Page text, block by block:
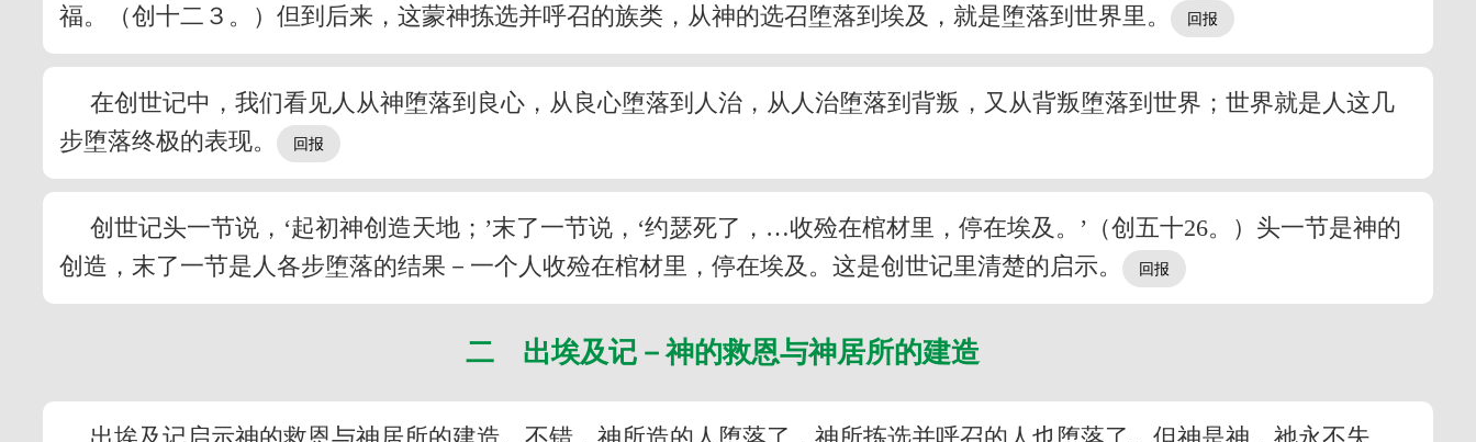
福。（创十二３。）但到后来，这蒙神拣选并呼召的族类，从神的选召堕落到埃及，就是堕落到世界里。
在创世记中，我们看见人从神堕落到良心，从良心堕落到人治，从人治堕落到背叛，又从背叛堕落到世界；世界就是人这几
步堕落终极的表现。
创世记头一节说，‘起初神创造天地；’末了一节说，‘约瑟死了，…收殓在棺材里，停在埃及。’（创五十26。）头一节是神的
创造，末了一节是人各步堕落的结果－一个人收殓在棺材里，停在埃及。这是创世记里清楚的启示。
二 出埃及记－神的救恩与神居所的建造